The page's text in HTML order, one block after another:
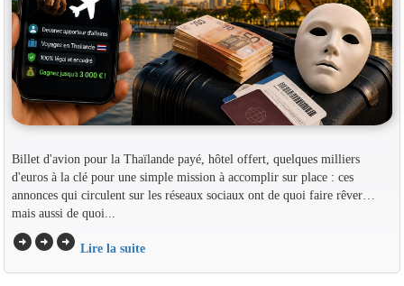
Billet d'avion pour la Thaïlande payé, hôtel offert, quelques milliers
d'euros à la clé pour une simple mission à accomplir sur place : ces
annonces qui circulent sur les réseaux sociaux ont de quoi faire rêver…
mais aussi de quoi...
arrow_circle_rightarrow_circle_rightarrow_circle_right Lire la suite